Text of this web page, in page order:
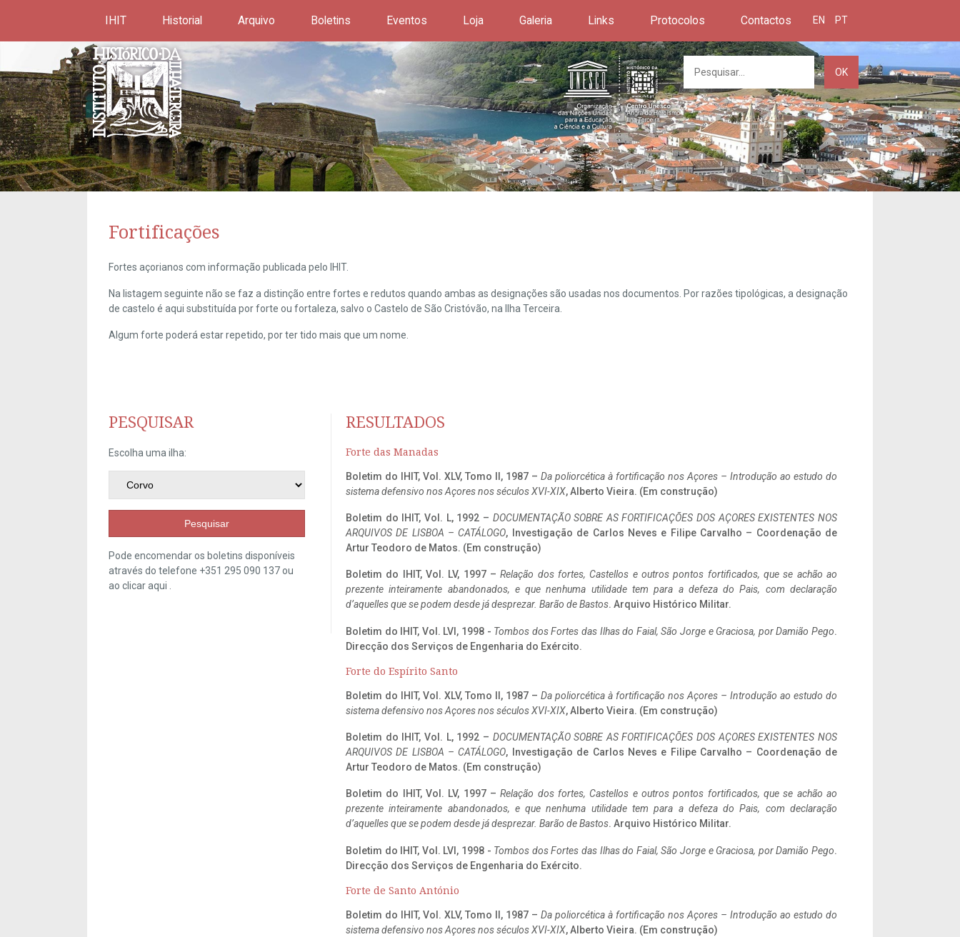
IHIT Historial Arquivo Boletins Eventos Loja Galeria Links Protocolos Contactos EN PT
OK
Fortificações
Fortes açorianos com informação publicada pelo IHIT.
Na listagem seguinte não se faz a distinção entre fortes e redutos quando ambas as designações são usadas nos documentos. Por razões tipológicas, a designação
de castelo é aqui substituída por forte ou fortaleza, salvo o Castelo de São Cristóvão, na Ilha Terceira.
Algum forte poderá estar repetido, por ter tido mais que um nome.
PESQUISAR
Escolha uma ilha:
Pesquisar
Pode encomendar os boletins disponíveis
através do telefone +351 295 090 137 ou
ao clicaraqui
RESULTADOS
Forte das Manadas
Boletim do IHIT, Vol. XLV, Tomo II, 1987 – Da poliorcética à fortificação nos Açores – Introdução ao estudo do
sistema defensivo nos Açores nos séculos XVI-XIX, Alberto Vieira. (Em construção)
Boletim do IHIT, Vol. L, 1992 – DOCUMENTAÇÃO SOBRE AS FORTIFICAÇÕES DOS AÇORES EXISTENTES NOS
ARQUIVOS DE LISBOA – CATÁLOGO, Investigação de Carlos Neves e Filipe Carvalho – Coordenação de
Artur Teodoro de Matos. (Em construção)
Boletim do IHIT, Vol. LV, 1997 –Relação dos fortes, Castellos e outros pontos fortificados, que se achão ao
prezente inteiramente abandonados, e que nenhuma utilidade tem para a defeza do Pais, com declaração
d’aquelles que se podem desde já desprezar. Barão de Bastos. Arquivo Histórico Militar.
Boletim do IHIT, Vol. LVI, 1998 - Tombos dos Fortes das Ilhas do Faial, São Jorge e Graciosa, por Damião Pego.
Direcção dos Serviços de Engenharia do Exército.
Forte do Espírito Santo
Boletim do IHIT, Vol. XLV, Tomo II, 1987 – Da poliorcética à fortificação nos Açores – Introdução ao estudo do
sistema defensivo nos Açores nos séculos XVI-XIX, Alberto Vieira. (Em construção)
Boletim do IHIT, Vol. L, 1992 – DOCUMENTAÇÃO SOBRE AS FORTIFICAÇÕES DOS AÇORES EXISTENTES NOS
ARQUIVOS DE LISBOA – CATÁLOGO, Investigação de Carlos Neves e Filipe Carvalho – Coordenação de
Artur Teodoro de Matos. (Em construção)
Boletim do IHIT, Vol. LV, 1997 –Relação dos fortes, Castellos e outros pontos fortificados, que se achão ao
prezente inteiramente abandonados, e que nenhuma utilidade tem para a defeza do Pais, com declaração
d’aquelles que se podem desde já desprezar. Barão de Bastos. Arquivo Histórico Militar.
Boletim do IHIT, Vol. LVI, 1998 - Tombos dos Fortes das Ilhas do Faial, São Jorge e Graciosa, por Damião Pego.
Direcção dos Serviços de Engenharia do Exército.
Forte de Santo António
Boletim do IHIT, Vol. XLV, Tomo II, 1987 – Da poliorcética à fortificação nos Açores – Introdução ao estudo do
sistema defensivo nos Açores nos séculos XVI-XIX, Alberto Vieira. (Em construção)